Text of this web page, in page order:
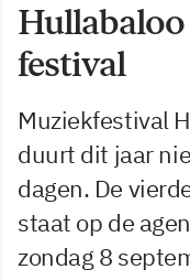
festival
Muziekfestival
duurt dit jaar
dagen. De
staat op de
zondag 8